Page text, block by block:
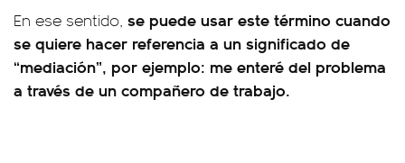
En ese sentido, se puede usar este término cuando
se quiere hacer referencia a un significado de
“mediación”, por ejemplo: me enteré del problema
a través de un compañero de trabajo.